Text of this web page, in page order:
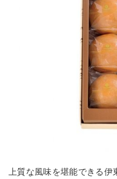
上質な風味を堪能できる